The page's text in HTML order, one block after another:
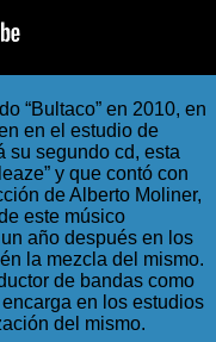
“Bultaco” en 2010, en
en el estudio de
su segundo cd, esta
y que contó con
de Alberto Moliner,
este músico
año después en los
la mezcla del mismo.
de bandas como
en los estudios
del mismo.